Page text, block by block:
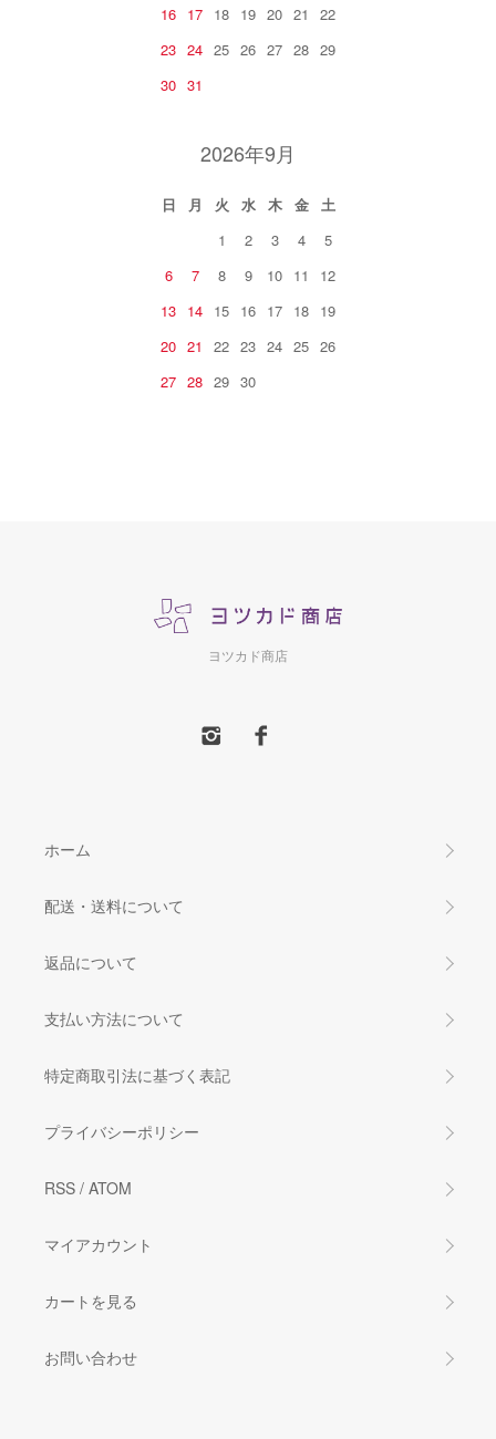
16 17 18 19 20 21
22
23 24 25 26 27 28 29
30 31
2026年9月
日 月 火 水 木 金
土
1
2 3 4
5
6
7 8 9 10 11
12
13 14 15 16 17 18 19
20 21 22 23 24 25 26
27 28 29 30
ヨツカド商店
ホーム
配送・送料について
返品について
支払い方法について
特定商取引法に基づく表記
プライバシーポリシー
RSS / ATOM
マイアカウント
カートを見る
お問い合わせ